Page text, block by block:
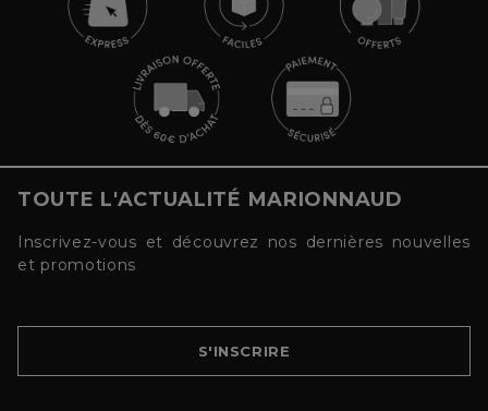
TOUTE L'ACTUALITÉ MARIONNAUD
Inscrivez-vous et découvrez nos dernières nouvelles
et promotions
S'INSCRIRE